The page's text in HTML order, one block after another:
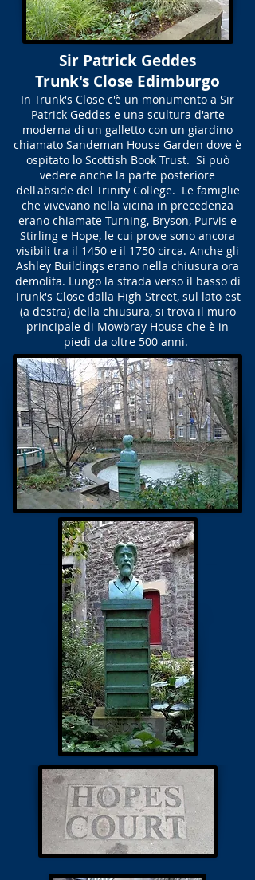
Sir Patrick Geddes
Trunk's Close Edimburgo
In Trunk's Close c'è un monumento a Sir
Patrick Geddes e una scultura d'arte
moderna di un galletto con un giardino
chiamato Sandeman House Garden dove è
ospitato lo Scottish Book Trust. Si può
vedere anche la parte posteriore
dell'abside del Trinity College. Le famiglie
che vivevano nella vicina in precedenza
erano chiamate Turning, Bryson, Purvis e
Stirling e Hope, le cui prove sono ancora
visibili tra il 1450 e il 1750 circa. Anche gli
Ashley Buildings erano nella chiusura ora
demolita. Lungo la strada verso il basso di
Trunk's Close dalla High Street, sul lato est
(a destra) della chiusura, si trova il muro
principale di Mowbray House che è in
piedi da oltre 500 anni.